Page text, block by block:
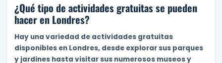
¿Qué tipo de actividades gratuitas se pueden
hacer en Londres?
Hay una variedad de actividades gratuitas
disponibles en Londres, desde explorar sus parques
y jardines hasta visitar sus numerosos museos y